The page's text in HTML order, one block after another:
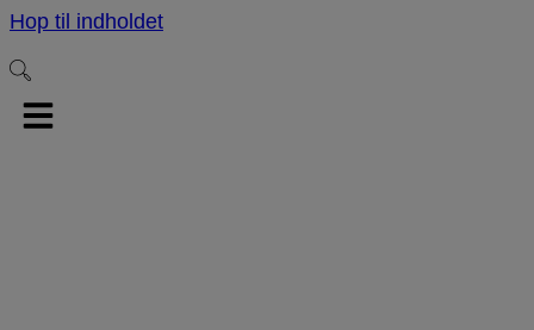
Hop til indholdet